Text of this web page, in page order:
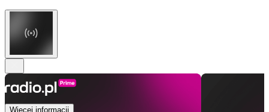
Więcej informacji